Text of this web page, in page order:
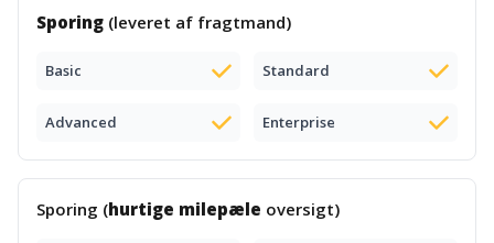
Sporing (leveret af fragtmand)
Basic Standard
Advanced Enterprise
Sporing (hurtige milepæle oversigt)